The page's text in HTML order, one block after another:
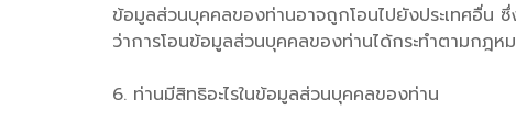
ข้อมูลส่วนบุคคลของท่านอาจถูกโอนไปยังประเทศอื่น ซึ่
ว่าการโอนข้อมูลส่วนบุคคลของท่านได้กระทำตามกฎห
6. ท่านมีสิทธิอะไรในข้อมูลส่วนบุคคลของท่าน